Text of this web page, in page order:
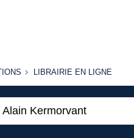
LIBRAIRIE
LIBRAIRIE EN LIGNE